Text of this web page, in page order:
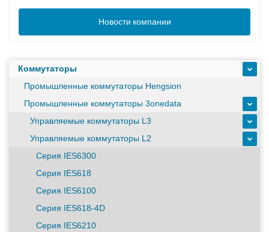
С 3–4 ноября 2025 г. инвентаризация на складе. Отгрузка
товара производиться не будет!
ИБП с мощным зарядным устройством и
масштабируемым временем автономной работы в
зависимости от подключаемых внешних АКБ
подстанций
Кабели для промышленных сетей в новом каталоге ANC
Новости компании
Коммутаторы
Промышленные коммутаторы Hengsion
Промышленные коммутаторы 3onedata
Управляемые коммутаторы L3
Управляемые коммутаторы L2
Серия IES6300
Серия IES618
Серия IES6100
Серия IES618-4D
Серия IES6210